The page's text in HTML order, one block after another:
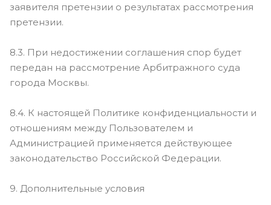
заявителя претензии о результатах рассмотрения
претензии.
8.3. При недостижении соглашения спор будет
передан на рассмотрение Арбитражного суда
города Москвы.
8.4. К настоящей Политике конфиденциальности и
отношениям между Пользователем и
Администрацией применяется действующее
законодательство Российской Федерации.
9. Дополнительные условия